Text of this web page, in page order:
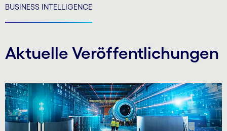
BUSINESS INTELLIGENCE
Aktuelle Veröffentlichungen